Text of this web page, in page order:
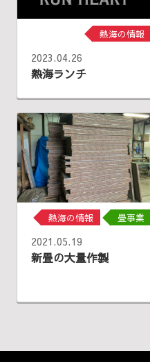
熱海の情報
2023.04.26
熱海ランチ
熱海の情報 畳事業
2021.05.19
新畳の大量作製